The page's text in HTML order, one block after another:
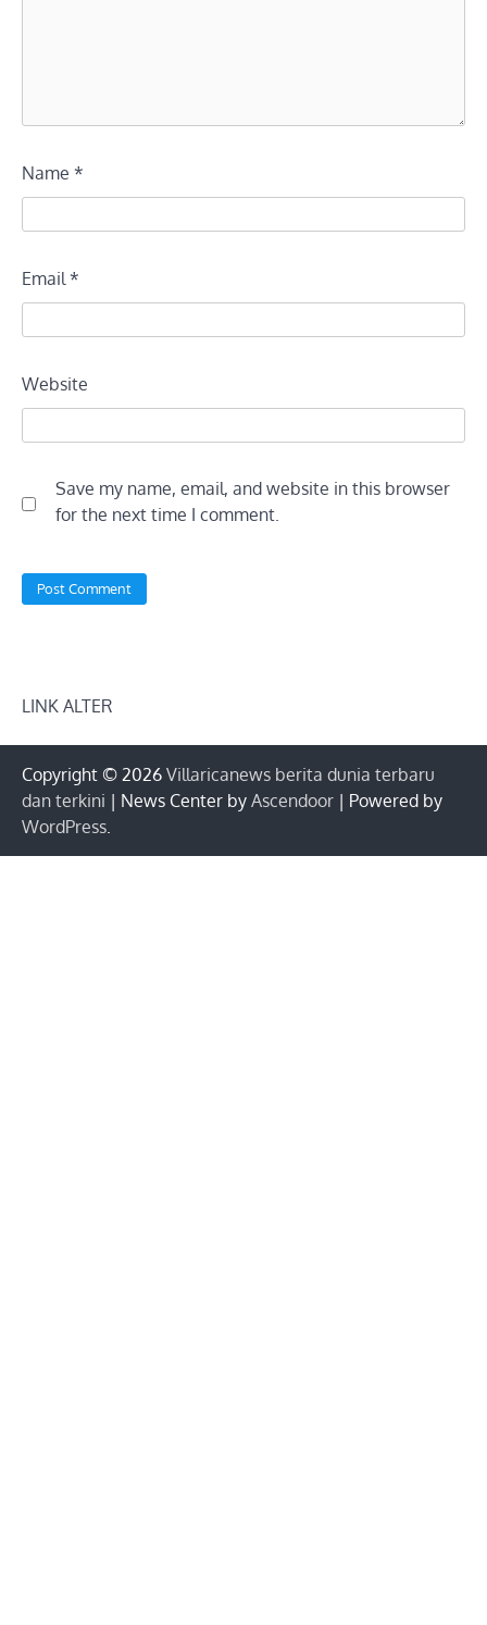
Name *
Email *
Website
Save my name, email, and website in this browser
for the next time I comment.
LINK ALTER
Copyright © 2026 Villaricanews berita dunia terbaru
dan terkini | News Center by Ascendoor | Powered by
WordPress.